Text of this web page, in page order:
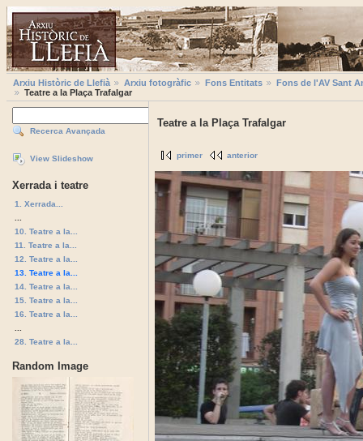
Arxiu Històric de Llefià Arxiu fotogràfic Fons Entitats
Fons de l'AV Sant
Teatre a la Plaça Trafalgar
Recerca Avançada
View Slideshow
Xerrada i teatre
1. Xerrada...
10. Teatre a la...
11. Teatre a la...
12. Teatre a la...
13. Teatre a la...
14. Teatre a la...
15. Teatre a la...
16. Teatre a la...
28. Teatre a la...
Random Image
Teatre a la Plaça Trafalgar
primer anterior